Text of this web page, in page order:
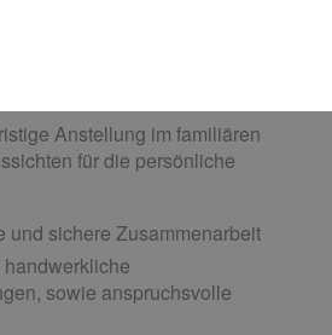
Anstellung im familiären
für die persönliche
und sichere Zusammenarbeit
sowie anspruchsvolle